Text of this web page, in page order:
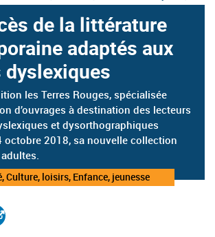
de la littérature
adaptés aux
les Terres Rouges, spécialisée
d’ouvrages à destination des lecteurs
et dysorthographiques
octobre 2018, sa nouvelle collection
Culture, loisirs, Enfance, jeunesse